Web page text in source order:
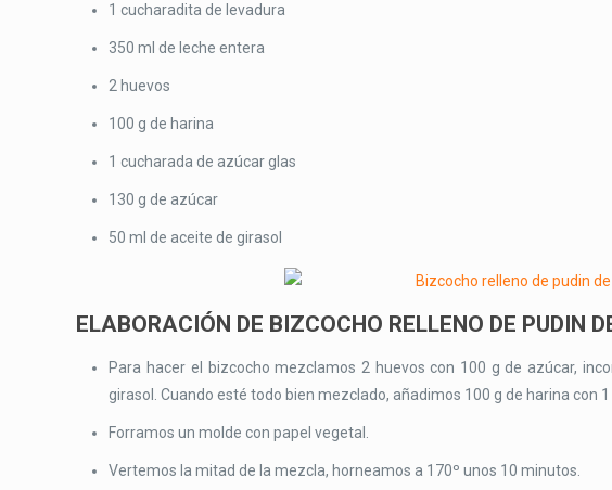
1 cucharadita de levadura
350 ml de leche entera
2 huevos
100 g de harina
1 cucharada de azúcar glas
130 g de azúcar
50 ml de aceite de girasol
ELABORACIÓN DE BIZCOCHO RELLENO DE PUDIN
Para hacer el bizcocho mezclamos 2 huevos con 100 g de azúcar,
girasol. Cuando esté todo bien mezclado, añadimos 100 g de harina con 1
Forramos un molde con papel vegetal.
Vertemos la mitad de la mezcla, horneamos a 170º unos 10 minutos.